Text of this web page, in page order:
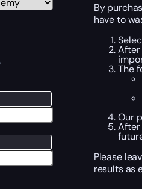
By
have to
After
The
Our
After
Please
results as